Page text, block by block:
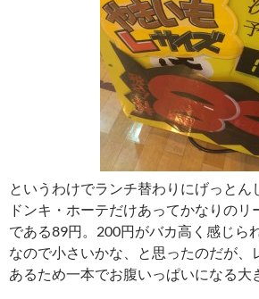
というわけでランチ替わりにげっとん
ドンキ・ホーテだけあってかなりの
である89円。200円がバカ高く感じら
なので小さいかな、と思ったのだが、
あるため一本でお腹いっぱいになる大